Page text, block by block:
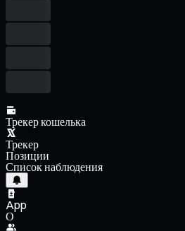
Трекер кошелька
Трекер
Позиции
Список наблюдения
App
О